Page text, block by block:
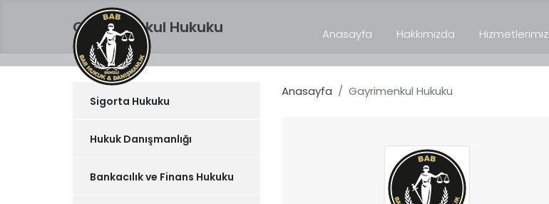
Anasayfa Hakkımızda Hizmetlerimiz
Gayrimenkul Hukuku
Sigorta Hukuku
Hukuk Danışmanlığı
Bankacılık ve Finans Hukuku
Anasayfa Gayrimenkul Hukuku